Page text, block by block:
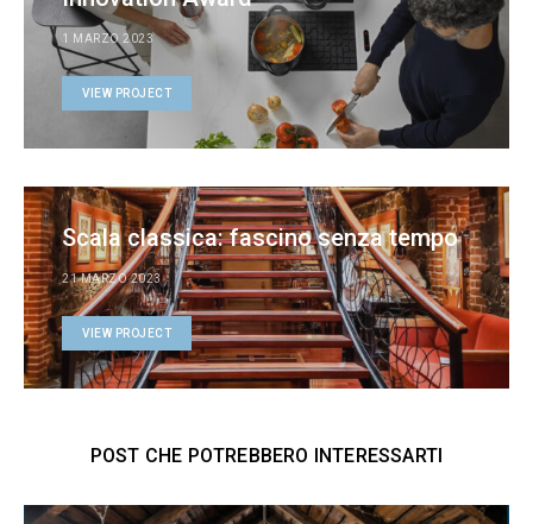
1 MARZO 2023
VIEW PROJECT
Scala classica: fascino senza tempo
21 MARZO 2023
VIEW PROJECT
POST CHE POTREBBERO INTERESSARTI